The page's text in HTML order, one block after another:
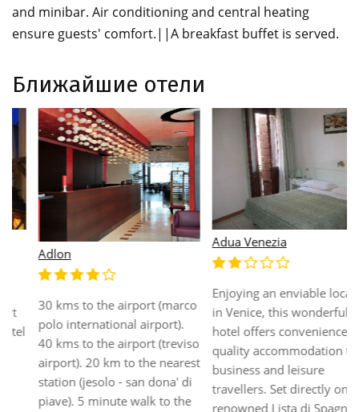
and minibar. Air conditioning and central heating
ensure guests' comfort.||A breakfast buffet is served.
Ближайшие отели
Adlon
30 kms to the airport (marco
polo international airport).
40 kms to the airport (treviso
airport). 20 km to the nearest
station (jesolo - san dona' di
piave). 5 minute walk to the
Adua Venezia
Enjoying an enviable location
in Venice, this wonderful
hotel offers convenience and
quality accommodation to
business and leisure
travellers. Set directly on the
renowned Lista di Spagna,